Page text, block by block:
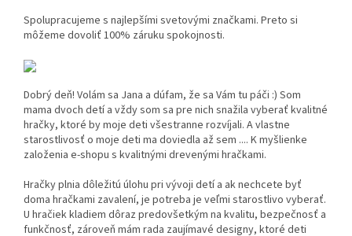
Spolupracujeme s najlepšími svetovými značkami. Preto si
môžeme dovoliť 100% záruku spokojnosti.
Dobrý deň! Volám sa Jana a dúfam, že sa Vám tu páči :) Som
mama dvoch detí a vždy som sa pre nich snažila vyberať kvalitné
hračky, ktoré by moje deti všestranne rozvíjali. A vlastne
starostlivosť o moje deti ma doviedla až sem .... K myšlienke
založenia e-shopu s kvalitnými drevenými hračkami.
Hračky plnia dôležitú úlohu pri vývoji detí a ak nechcete byť
doma hračkami zavalení, je potreba je veľmi starostlivo vyberať.
U hračiek kladiem dôraz predovšetkým na kvalitu, bezpečnosť a
funkčnosť, zároveň mám rada zaujímavé designy, ktoré deti